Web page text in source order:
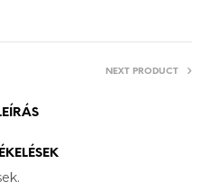
NEXT PRODUCT